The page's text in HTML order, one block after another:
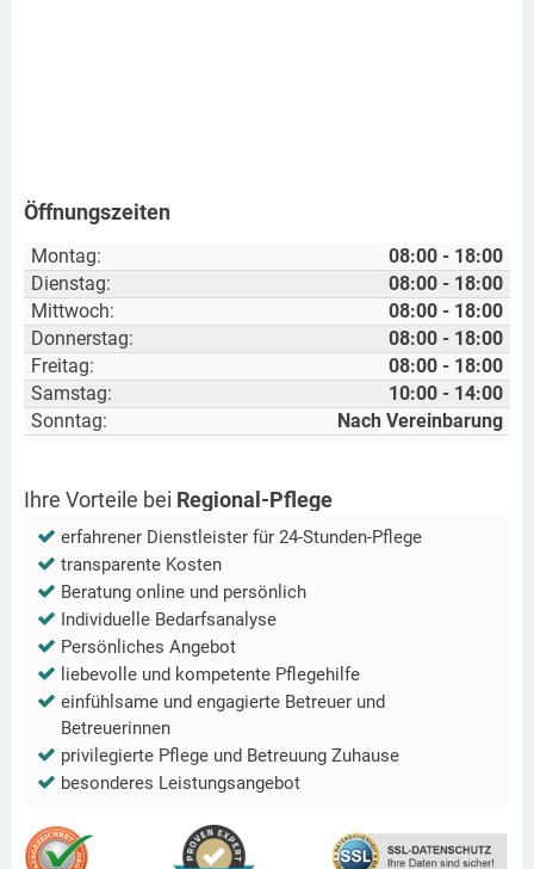
Öffnungszeiten
Montag:
08:00 - 18:00
Dienstag:
08:00 - 18:00
Mittwoch:
08:00 - 18:00
Donnerstag:
08:00 - 18:00
Freitag:
08:00 - 18:00
Samstag:
10:00 - 14:00
Sonntag:
Nach Vereinbarung
Ihre Vorteile bei Regional-Pflege
erfahrener Dienstleister für 24-Stunden-Pflege
transparente Kosten
Beratung online und persönlich
Individuelle Bedarfsanalyse
Persönliches Angebot
liebevolle und kompetente Pflegehilfe
einfühlsame und engagierte Betreuer und
Betreuerinnen
privilegierte Pflege und Betreuung Zuhause
besonderes Leistungsangebot